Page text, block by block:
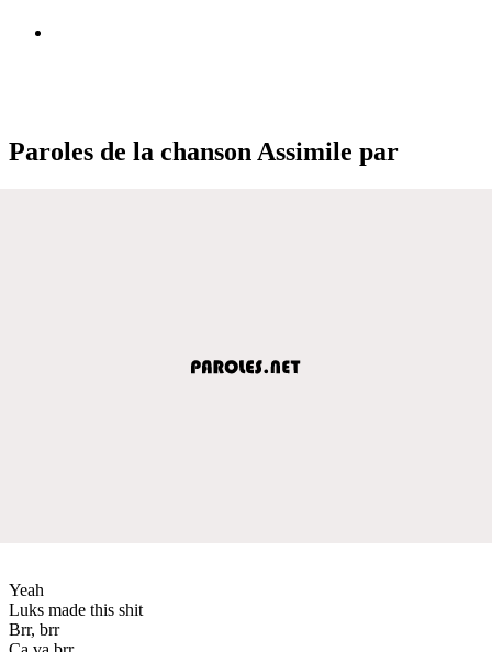
Paroles de la chanson Assimile par
Yeah
Luks made this shit
Brr, brr